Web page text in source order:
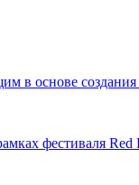
в основе
фестиваля Red